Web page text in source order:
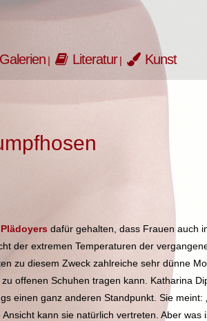
Galerien Literatur Kunst
Plädoyers dafür gehalten, dass Frauen auch
der extremen Temperaturen der
zu diesem Zweck zahlreiche sehr dünne
zu offenen Schuhen tragen kann. Katharina
einen ganz anderen Standpunkt. Sie meint:
kann sie natürlich vertreten. Aber